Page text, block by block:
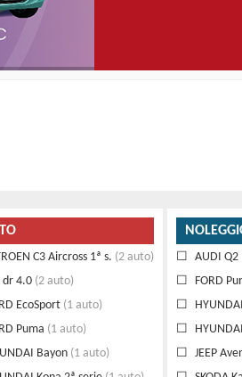
C3 Aircross 1ª s. (2 auto)
dr 4.0 (2 auto)
EcoSport (1 auto)
Puma (1 auto)
Bayon (1 auto)
AUDI Q2
FORD
JEEP